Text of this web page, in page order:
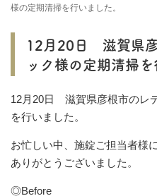
様の定期清掃を行いました。
12月20日 滋賀県
ック様の定期清掃を
12月20日 滋賀県彦根市のレ
を行いました。
お忙しい中、施錠ご担当者様
ありがとうございました。
◎Before